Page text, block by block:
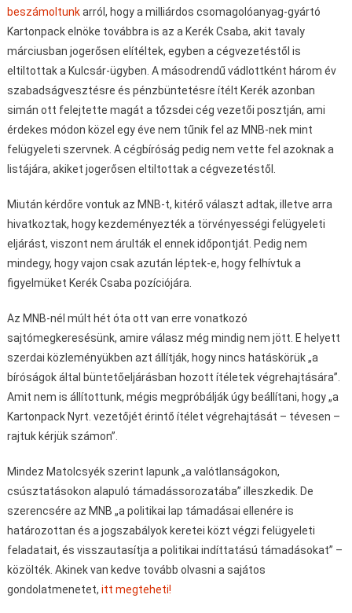
beszámoltunkarról, hogy a milliárdos csomagolóanyag-gyártó
Kartonpack elnöke továbbra is az a Kerék Csaba, akit tavaly
márciusban jogerősen elítéltek, egyben a cégvezetéstől is
eltiltottak a Kulcsár-ügyben. A másodrendű vádlottként három év
szabadságvesztésre és pénzbüntetésre ítélt Kerék azonban
simán ott felejtette magát a tőzsdei cég vezetői posztján, ami
érdekes módon közel egy éve nem tűnik fel az MNB-nek mint
felügyeleti szervnek. A cégbíróság pedig nem vette fel azoknak a
listájára, akiket jogerősen eltiltottak a cégvezetéstől.
Miután kérdőre vontuk az MNB-t, kitérő választ adtak, illetve arra
hivatkoztak, hogy kezdeményezték a törvényességi felügyeleti
eljárást, viszont nem árulták el ennek időpontját. Pedig nem
mindegy, hogy vajon csak azután léptek-e, hogy felhívtuk a
figyelmüket Kerék Csaba pozíciójára.
Az MNB-nél múlt hét óta ott van erre vonatkozó
sajtómegkeresésünk, amire válasz még mindig nem jött. E helyett
szerdai közleményükben azt állítják, hogy nincs hatáskörük „a
bíróságok által büntetőeljárásban hozott ítéletek végrehajtására”.
Amit nem is állítottunk, mégis megpróbálják úgy beállítani, hogy „a
Kartonpack Nyrt. vezetőjét érintő ítélet végrehajtását – tévesen –
rajtuk kérjük számon”.
Mindez Matolcsyék szerint lapunk „a valótlanságokon,
csúsztatásokon alapuló támadássorozatába” illeszkedik. De
szerencsére az MNB „a politikai lap támadásai ellenére is
határozottan és a jogszabályok keretei közt végzi felügyeleti
feladatait, és visszautasítja a politikai indíttatású támadásokat” –
közölték. Akinek van kedve tovább olvasni a sajátos
gondolatmenetet, itt megteheti!